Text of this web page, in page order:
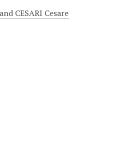
CESARI Cesare